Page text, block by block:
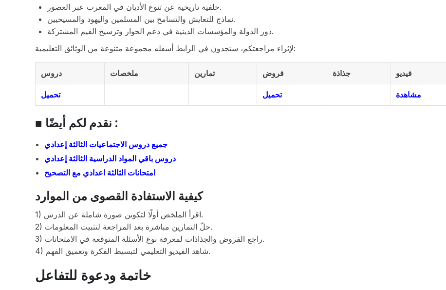
خلفية تاريخية عن تنوع الأديان في المغرب عبر العصور.
نماذج للتعايش والتسامح بين المسلمين واليهود والمسيحيين.
دور الدولة والمؤسسات الدينية في دعم الحوار وترسيخ القيم المشتركة.
لإثراء مراجعتكم، ستجدون في الرابط أسفله مجموعة متنوعة من الوثائق التعليمية:
دروس ملخصات تمارين فروض جذاذة فيديو
تحميل تحميل مشاهدة
■ نقدم لكم أيضًا :
جميع دروس الاجتماعيات الثالثة إعدادي
دروس باقي المواد الدراسية الثالثة إعدادي
امتحانات الثالثة اعدادي مع التصحيح
كيفية الاستفادة القصوى من الموارد
1) اقرأ الملخص أولًا لتكوين صورة شاملة عن الدرس.
2) حلّ التمارين مباشرة بعد المراجعة لتثبيت المعلومات.
3) راجع الفروض والجذاذات لمعرفة نوع الأسئلة المتوقعة في الامتحانات.
4) شاهد الفيديو التعليمي لتبسيط الفكرة وتعميق الفهم.
خاتمة ودعوة للتفاعل